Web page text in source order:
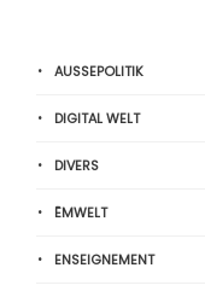
AUSSEPOLITIK
DIGITAL WELT
DIVERS
ËMWELT
ENSEIGNEMENT